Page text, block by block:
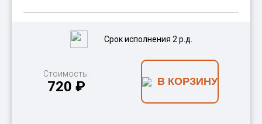
Срок исполнения 2 р.д.
Стоимость:
720 ₽ В КОРЗИНУ